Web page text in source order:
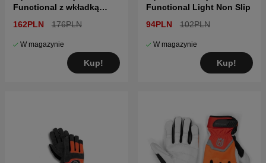
Functional z wkładką
162PLN 176PLN
W magazynie
Kup!
Functional Light Non Slip
94PLN
102PLN
W magazynie
Kup!